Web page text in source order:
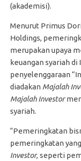
(akademisi).
Menurut Primus
Holdings,
merupakan upaya
keuangan syariah di
penyelenggaraan
diadakan Majalah
Majalah Investor
syariah.
“Pemeringkatan
pemeringkatan
Investor, seperti